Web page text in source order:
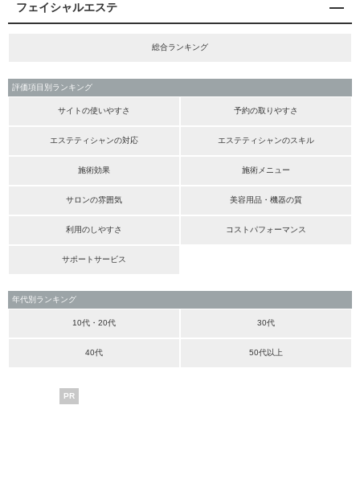
フェイシャルエステ
総合ランキング
評価項目別ランキング
サイトの使いやすさ 予約の取りやすさ
エステティシャンの対応 エステティシャンのスキル
施術効果 施術メニュー
サロンの雰囲気 美容用品・機器の質
利用のしやすさ コストパフォーマンス
サポートサービス
年代別ランキング
10代・20代 30代
40代 50代以上
PR